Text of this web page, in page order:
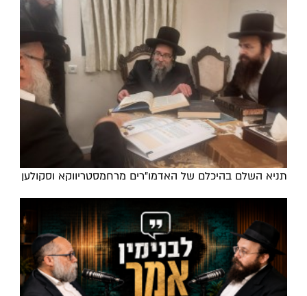
תניא השלם בהיכלם של האדמו"רים מרחמסטריווקא וסקולען